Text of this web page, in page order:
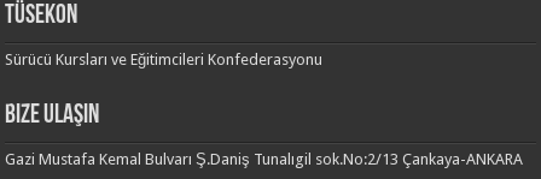
TÜSEKON
Sürücü Kursları ve Eğitimcileri Konfederasyonu
Bize Ulaşın
Gazi Mustafa Kemal Bulvarı Ş.Daniş Tunalıgil sok.No:2/13 Çankaya-ANKARA